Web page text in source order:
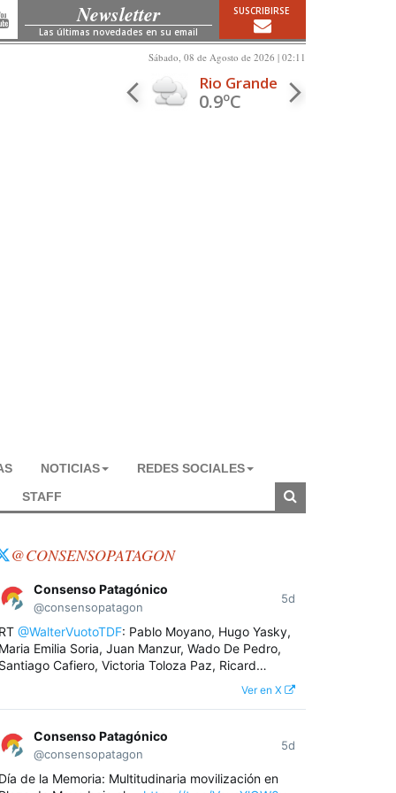
Newsletter
Las últimas novedades en su email
SUSCRIBIRSE
Sábado, 08 de Agosto de 2026 | 02:11
Rio Grande
0.9ºC
NOTICIAS
REDES SOCIALES
STAFF
@CONSENSOPATAGON
Consenso Patagónico
@consensopatagon
5d
RT @WalterVuotoTDF: Pablo Moyano, Hugo Yasky,
Maria Emilia Soria, Juan Manzur, Wado De Pedro,
Santiago Cafiero, Victoria Toloza Paz, Ricard…
Ver en X
Consenso Patagónico
@consensopatagon
5d
Día de la Memoria: Multitudinaria movilización en